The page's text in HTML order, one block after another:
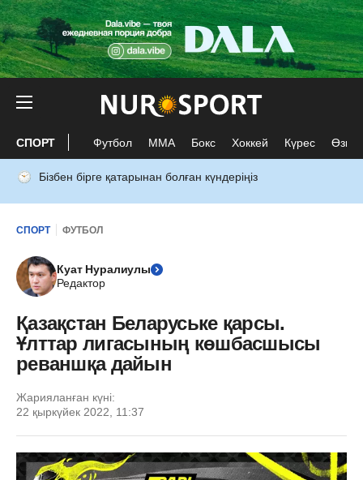
СПОРТ Футбол ММА Бокс Хоккей Күрес Өзге
Бізбен бірге қатарынан болған күндеріңіз
СПОРТ ФУТБОЛ
Куат Нуралиулы
Редактор
Қазақстан Беларуське қарсы.
Ұлттар лигасының көшбасшысы
реваншқа дайын
Жарияланған күні:
22 қыркүйек 2022, 11:37